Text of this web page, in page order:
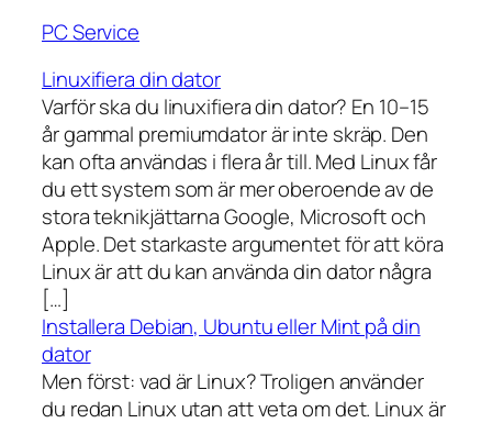
PC Service
Linuxifiera din dator
Varför ska du linuxifiera din dator? En 10–15
år gammal premiumdator är inte skräp. Den
kan ofta användas i flera år till. Med Linux får
du ett system som är mer oberoende av de
stora teknikjättarna Google, Microsoft och
Apple. Det starkaste argumentet för att köra
Linux är att du kan använda din dator några
[…]
Installera Debian, Ubuntu eller Mint på din
dator
Men först: vad är Linux? Troligen använder
du redan Linux utan att veta om det. Linux är